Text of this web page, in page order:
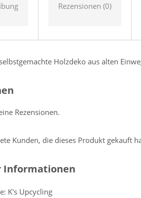
Rezensionen (0)
Holzdeko aus alten
Rezensionen.
Kunden, die dieses Produkt gekauft
Informationen
K's Upcycling